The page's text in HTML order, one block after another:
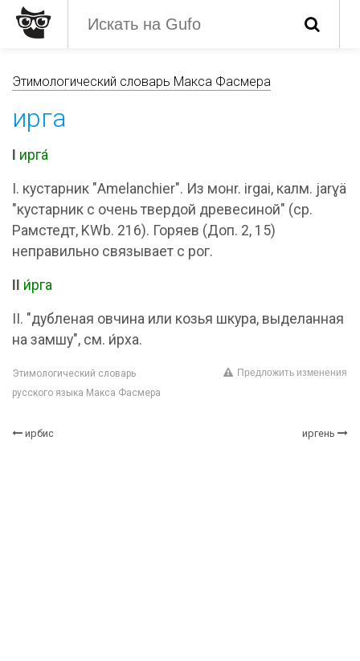
Этимологический словарь Макса Фасмера
ирга
ирга́
I. кустарник "Amelanchier". Из монr. irgai, калм. jarɣä
"кустарник с очень твердой древесиной" (ср.
Рамстедт, KWb. 216). Горяев (Доп. 2, 15)
неправильно связывает с рог.
и́рга
II. "дубленая овчина или козья шкура, выделанная
на замшу", см. и́рха.
Этимологический словарь
русского языка Макса Фасмера
Предложить изменения
ирбис иргень